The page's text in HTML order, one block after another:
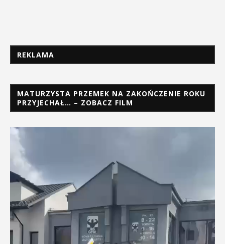
REKLAMA
MATURZYSTA PRZEMEK NA ZAKOŃCZENIE ROKU
PRZYJECHAŁ… – ZOBACZ FILM
Odtwarzacz